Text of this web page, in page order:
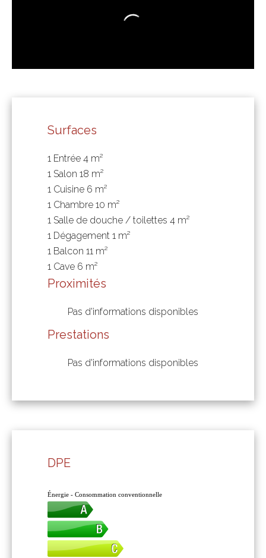
Surfaces
1 Entrée 4 m²
1 Salon 18 m²
1 Cuisine 6 m²
1 Chambre 10 m²
1 Salle de douche / toilettes 4 m²
1 Dégagement 1 m²
1 Balcon 11 m²
1 Cave 6 m²
Proximités
Pas d'informations disponibles
Prestations
Pas d'informations disponibles
DPE
Énergie - Consommation conventionnelle